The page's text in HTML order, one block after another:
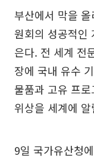
부산에서 막을
원회의 성공적인
은다. 전 세계 전
장에 국내 유수
물품과 고유 프
위상을 세계에
9일 국가유산청